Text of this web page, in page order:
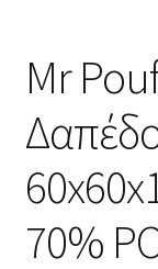
Mr
70%